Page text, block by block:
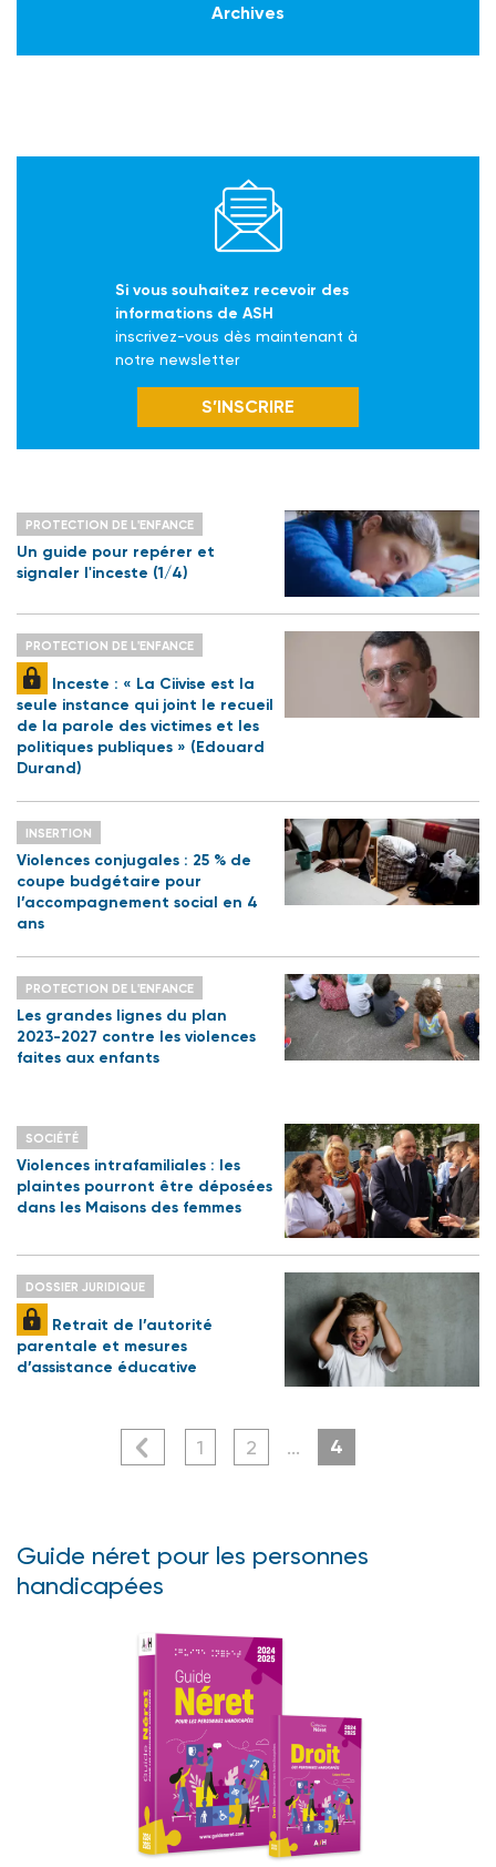
Archives
Si vous souhaitez recevoir des
informations de ASH
inscrivez-vous dès maintenant à
notre newsletter
S’INSCRIRE
PROTECTION DE L'ENFANCE
Un guide pour repérer et
signaler l'inceste (1/4)
PROTECTION DE L'ENFANCE
Inceste : « La Ciivise est la
seule instance qui joint le recueil
de la parole des victimes et les
politiques publiques » (Edouard
Durand)
INSERTION
Violences conjugales : 25 % de
coupe budgétaire pour
l’accompagnement social en 4
ans
PROTECTION DE L'ENFANCE
Les grandes lignes du plan
2023-2027 contre les violences
faites aux enfants
SOCIÉTÉ
Violences intrafamiliales : les
plaintes pourront être déposées
dans les Maisons des femmes
DOSSIER JURIDIQUE
Retrait de l’autorité
parentale et mesures
d’assistance éducative
1 2 ... 4
Guide néret pour les personnes
handicapées